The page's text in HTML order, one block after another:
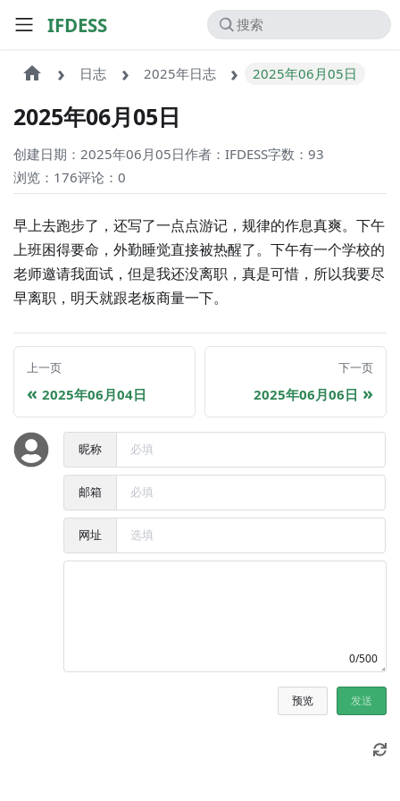
IFDESS
日志 2025年日志 2025年06月05日
2025年06月05日
创建日期：2025年06月05日作者：IFDESS字数：93
浏览：176评论：0
早上去跑步了，还写了一点点游记，规律的作息真爽。下午
上班困得要命，外勤睡觉直接被热醒了。下午有一个学校的
老师邀请我面试，但是我还没离职，真是可惜，所以我要尽
早离职，明天就跟老板商量一下。
上一页
2025年06月04日
下一页
2025年06月06日
昵称
邮箱
网址
0/500
预览 发送